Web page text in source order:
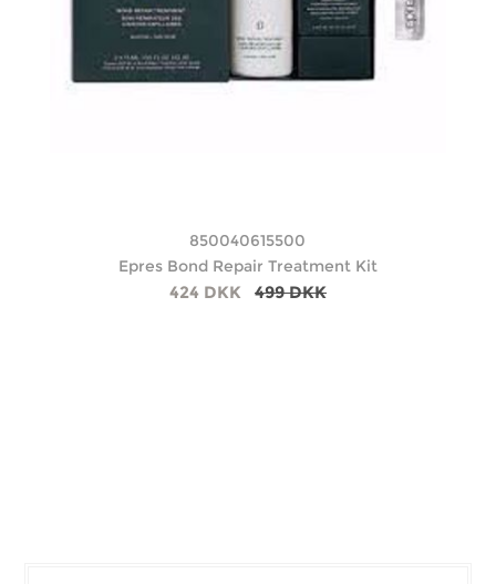
850040615500
Epres Bond Repair Treatment Kit
424 DKK 499 DKK